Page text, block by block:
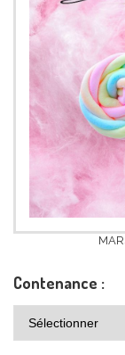
Contenance :